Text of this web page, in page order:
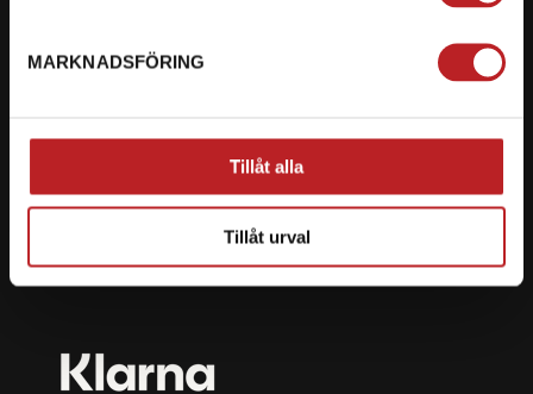
MARKNADSFÖRING
Tillåt alla
Tillåt urval
Ryckepungsvägen 3, 79177 Falun
Vi erbjuder flera olika betalsätt. Dina köp är alltid
skyddade med krypteringsteknik.